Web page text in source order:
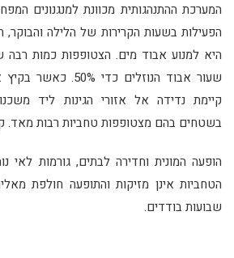
המערכת ההתנהגותית מכוונת למנגנונים
הפעילות בשעות הקרירות של הלילה
היא למנוע אבוד מים. הצטופפות כמות
שעור אבוד הנוזלים
קיימת נדידה אל אזורי הגינות ליד
בשטחים בהם מצטופפות טחביות רבות מאד.
הופעה המונית וחדירה לבתים, גורמות לאי
הטחביות אינן מזיקות והתופעה חולפת
שבועות בודדים.